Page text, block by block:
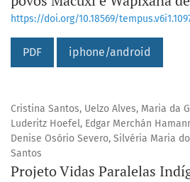
https://doi.org/10.18569/
PDF iphone/android
Cristina Santos, Uelzo Alves, Maria da
Luderitz Hoefel, Edgar Merchán
Denise Osório Severo, Silvéria Maria
Santos
Projeto Vidas Paralelas